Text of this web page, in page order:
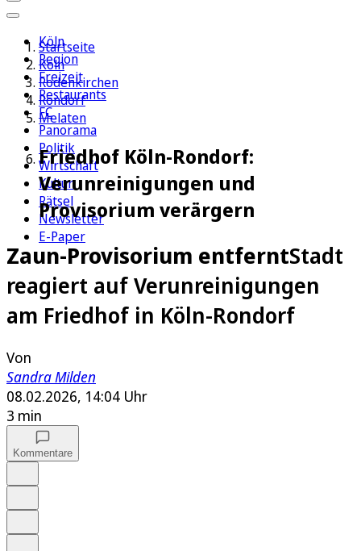
Köln
Region
Freizeit
Restaurants
FC
Panorama
Politik
Wirtschaft
Kultur
Rätsel
Newsletter
E-Paper
Startseite
Köln
Rodenkirchen
Rondorf
Melaten
Friedhof Köln-Rondorf:
Verunreinigungen und
Provisorium verärgern
Zaun-Provisorium entferntStadt
reagiert auf Verunreinigungen
am Friedhof in Köln-Rondorf
Von
Sandra Milden
08.02.2026, 14:04 Uhr
3 min
Kommentare